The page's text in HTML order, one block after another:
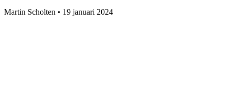
Martin Scholten • 19 januari 2024